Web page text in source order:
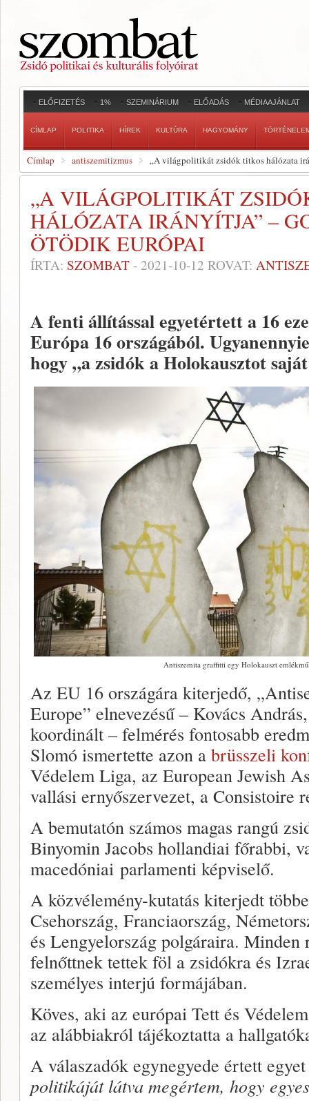
ELŐFIZETÉS 1% SZEMINÁRIUM ELŐADÁS MÉDIAAJÁNLAT
CÍMLAP POLITIKA HÍREK KULTÚRA HAGYOMÁNY
Címlap antiszemitizmus „A világpolitikát zsidók titkos hálózata
„A VILÁGPOLITIKÁT
HÁLÓZATA IRÁNYÍTJA” –
ÖTÖDIK EURÓPAI
ÍRTA: SZOMBAT - 2021-10-12 ROVAT:
A fenti állítással egyetértett a 16
Európa 16 országából.
hogy „a zsidók a Holokausztot
Antiszemita graffitti egy Holokauszt
Az EU 16 országára kiterjedő,
Europe” elnevezésű – Kovács
koordinált – felmérés fontosabb
Slomó ismertette azon a brüsszeli
Védelem Liga, az European Jewish
vallási ernyőszervezet, a Consistoire
A bemutatón számos magas rangú
Binyomin Jacobs hollandiai főrabbi,
macedóniai parlamenti képviselő.
A közvélemény-kutatás kiterjedt
Csehország, Franciaország,
és Lengyelország polgáraira. Minden
felnőttnek tettek föl a zsidókra és
személyes interjú formájában.
Köves, aki az európai Tett és
az alábbiakról tájékoztatta a
A válaszadók egynegyede értett
politikáját látva megértem, hogy